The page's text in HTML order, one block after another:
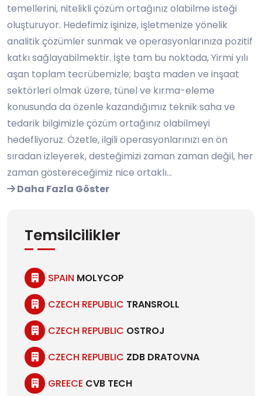
temellerini, nitelikli çözüm ortağınız olabilme isteği
oluşturuyor. Hedefimiz işinize, işletmenize yönelik
analitik çözümler sunmak ve operasyonlarınıza pozitif
katkı sağlayabilmektir. İşte tam bu noktada, Yirmi yılı
aşan toplam tecrübemizle; başta maden ve inşaat
sektörleri olmak üzere, tünel ve kırma-eleme
konusunda da özenle kazandığımız teknik saha ve
tedarik bilgimizle çözüm ortağınız olabilmeyi
hedefliyoruz. Özetle, ilgili operasyonlarınızı en ön
sıradan izleyerek, desteğimizi zaman zaman değil, her
zaman göstereceğimiz nice ortaklı...
Daha Fazla Göster
Temsilcilikler
SPAIN MOLYCOP
CZECH REPUBLIC TRANSROLL
CZECH REPUBLIC OSTROJ
CZECH REPUBLIC ZDB DRATOVNA
GREECE CVB TECH